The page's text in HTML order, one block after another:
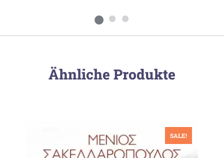
Ähnliche Produkte
SALE!